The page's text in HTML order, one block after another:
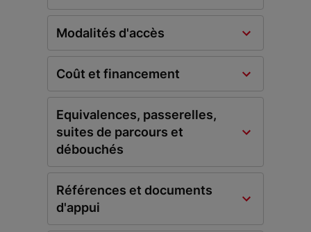
Modalités d'accès
Coût et financement
Equivalences, passerelles,
suites de parcours et
débouchés
Références et documents
d'appui